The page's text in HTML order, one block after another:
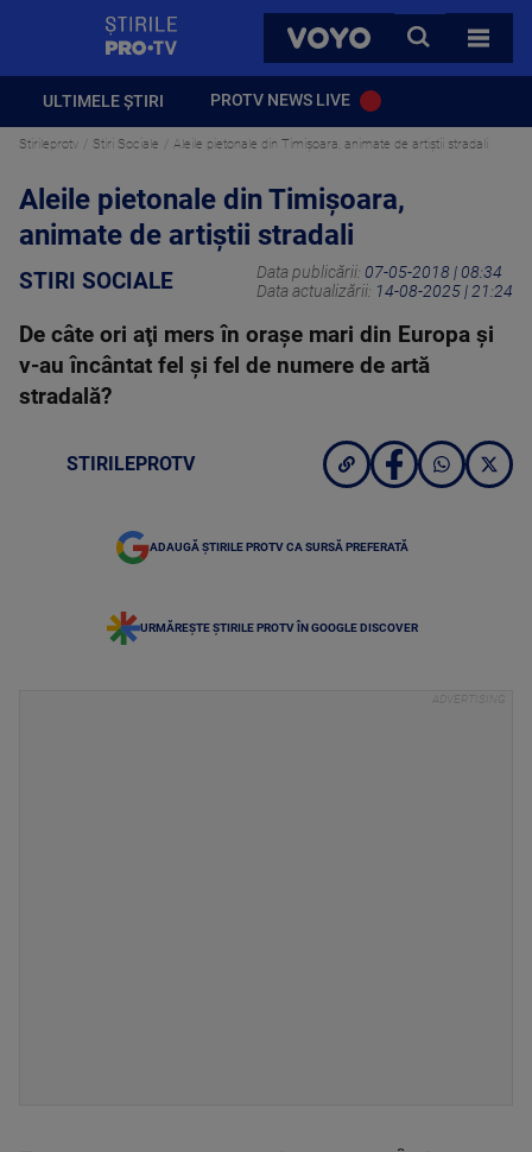
VOYO
CAUTA
TOATE
ULTIMELE ȘTIRI PROTV NEWS LIVE
Stirileprotv Stiri Sociale Aleile pietonale din Timișoara, animate de artiștii stradali
Aleile pietonale din Timișoara,
animate de artiștii stradali
STIRI SOCIALE Data publicării: 07-05-2018 | 08:34
Data actualizării: 14-08-2025 | 21:24
De câte ori aţi mers în oraşe mari din Europa şi
v-au încântat fel şi fel de numere de artă
stradală?
STIRILEPROTV
ADAUGĂ ȘTIRILE PROTV CA SURSĂ PREFERATĂ
URMĂREȘTE ȘTIRILE PROTV ÎN GOOGLE DISCOVER